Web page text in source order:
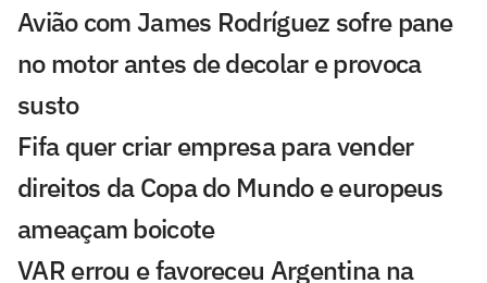
Avião com James Rodríguez sofre pane
no motor antes de decolar e provoca
susto
Fifa quer criar empresa para vender
direitos da Copa do Mundo e europeus
ameaçam boicote
VAR errou e favoreceu Argentina na